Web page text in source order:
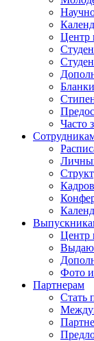
Центр
Часто
Центр
Фото
Партнерам
Стать